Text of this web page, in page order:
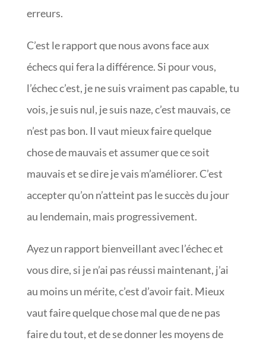
erreurs.
C’est le rapport que nous avons face aux
échecs qui fera la différence. Si pour vous,
l’échec c’est, je ne suis vraiment pas capable, tu
vois, je suis nul, je suis naze, c’est mauvais, ce
n’est pas bon. Il vaut mieux faire quelque
chose de mauvais et assumer que ce soit
mauvais et se dire je vais m’améliorer. C’est
accepter qu’on n’atteint pas le succès du jour
au lendemain, mais progressivement.
Ayez un rapport bienveillant avec l’échec et
vous dire, si je n’ai pas réussi maintenant, j’ai
au moins un mérite, c’est d’avoir fait. Mieux
vaut faire quelque chose mal que de ne pas
faire du tout, et de se donner les moyens de